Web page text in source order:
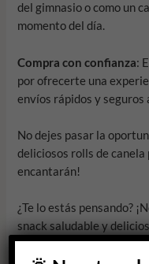
del gimnasio o como un
momento del día.
Compra con confianza:
por ofrecerte una
envíos rápidos y
No dejes pasar la
deliciosos rolls de canela
encantarán!
¿Te lo estás pensando?
snack saludable y